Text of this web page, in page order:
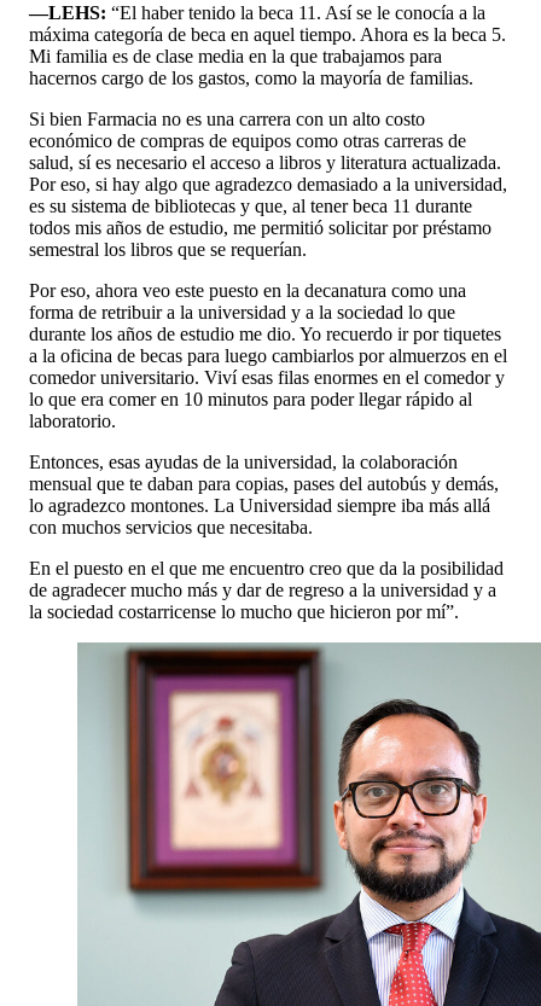
—LEHS: “El haber tenido la beca 11. Así se le conocía a la
máxima categoría de beca en aquel tiempo. Ahora es la beca 5.
Mi familia es de clase media en la que trabajamos para
hacernos cargo de los gastos, como la mayoría de familias.
Si bien Farmacia no es una carrera con un alto costo
económico de compras de equipos como otras carreras de
salud, sí es necesario el acceso a libros y literatura actualizada.
Por eso, si hay algo que agradezco demasiado a la universidad,
es su sistema de bibliotecas y que, al tener beca 11 durante
todos mis años de estudio, me permitió solicitar por préstamo
semestral los libros que se requerían.
Por eso, ahora veo este puesto en la decanatura como una
forma de retribuir a la universidad y a la sociedad lo que
durante los años de estudio me dio. Yo recuerdo ir por tiquetes
a la oficina de becas para luego cambiarlos por almuerzos en el
comedor universitario. Viví esas filas enormes en el comedor y
lo que era comer en 10 minutos para poder llegar rápido al
laboratorio.
Entonces, esas ayudas de la universidad, la colaboración
mensual que te daban para copias, pases del autobús y demás,
lo agradezco montones. La Universidad siempre iba más allá
con muchos servicios que necesitaba.
En el puesto en el que me encuentro creo que da la posibilidad
de agradecer mucho más y dar de regreso a la universidad y a
la sociedad costarricense lo mucho que hicieron por mí”.